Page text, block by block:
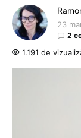
23
2
1.191 de